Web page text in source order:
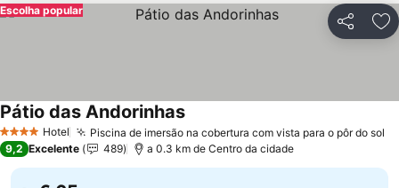
Partilhar
Escolha popular
4 EstrelasHotel Piscina de imersão na cobertura com vista para o pôr do sol
Pátio das AndorinhasVer preços
9,2 Excelente 489 a 0.3 km de Centro da cidade